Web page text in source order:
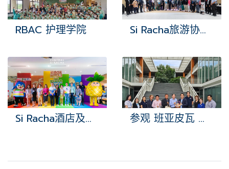
RBAC 护理学院 Si Racha旅游协会会议
Si Racha酒店及旅游节 参观 班亚皮瓦 学院校园